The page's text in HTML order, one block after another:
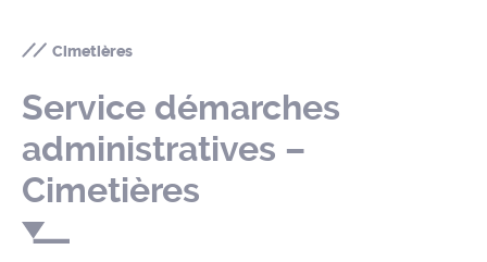
Cimetières
Service démarches
administratives –
Cimetières